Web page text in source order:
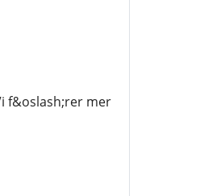
f&oslash;rer mer